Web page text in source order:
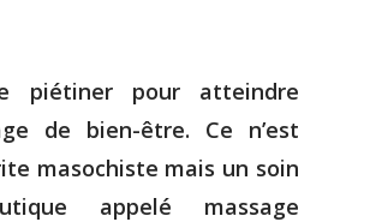
piétiner pour atteindre
de bien-être. Ce n’est
masochiste mais un soin
appelé massage